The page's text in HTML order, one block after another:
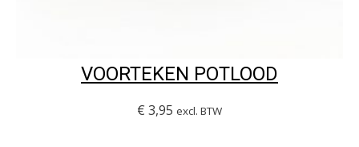
VOORTEKEN POTLOOD
€ 3,95 excl. BTW